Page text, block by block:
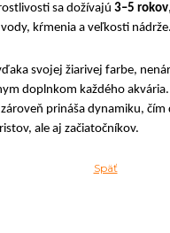
sa dožívajú 3–5 rokov
kŕmenia a veľkosti nádrže.
svojej žiarivej farbe,
doplnkom každého
prináša dynamiku,
ale aj začiatočníkov.
Späť